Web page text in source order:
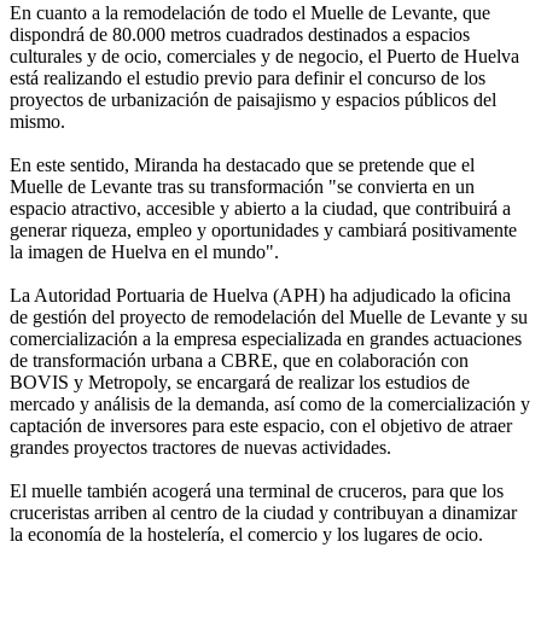
En cuanto a la remodelación de todo el Muelle de Levante, que
dispondrá de 80.000 metros cuadrados destinados a espacios
culturales y de ocio, comerciales y de negocio, el Puerto de Huelva
está realizando el estudio previo para definir el concurso de los
proyectos de urbanización de paisajismo y espacios públicos del
mismo.
En este sentido, Miranda ha destacado que se pretende que el
Muelle de Levante tras su transformación "se convierta en un
espacio atractivo, accesible y abierto a la ciudad, que contribuirá a
generar riqueza, empleo y oportunidades y cambiará positivamente
la imagen de Huelva en el mundo".
La Autoridad Portuaria de Huelva (APH) ha adjudicado la oficina
de gestión del proyecto de remodelación del Muelle de Levante y su
comercialización a la empresa especializada en grandes actuaciones
de transformación urbana a CBRE, que en colaboración con
BOVIS y Metropoly, se encargará de realizar los estudios de
mercado y análisis de la demanda, así como de la comercialización y
captación de inversores para este espacio, con el objetivo de atraer
grandes proyectos tractores de nuevas actividades.
El muelle también acogerá una terminal de cruceros, para que los
cruceristas arriben al centro de la ciudad y contribuyan a dinamizar
la economía de la hostelería, el comercio y los lugares de ocio.